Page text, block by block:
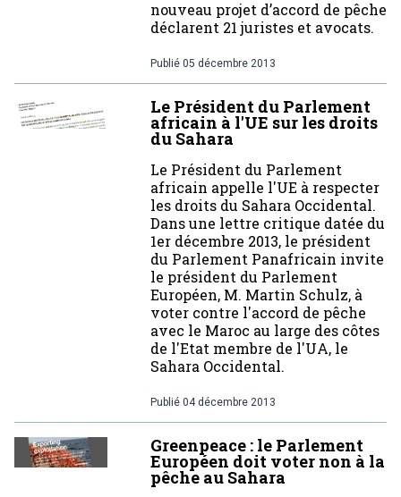
nouveau projet d’accord de pêche
déclarent 21 juristes et avocats.
Publié 05 décembre 2013
Le Président du Parlement
africain à l'UE sur les droits
du Sahara
Le Président du Parlement
africain appelle l'UE à respecter
les droits du Sahara Occidental.
Dans une lettre critique datée du
1er décembre 2013, le président
du Parlement Panafricain invite
le président du Parlement
Européen, M. Martin Schulz, à
voter contre l'accord de pêche
avec le Maroc au large des côtes
de l'Etat membre de l'UA, le
Sahara Occidental.
Publié 04 décembre 2013
Greenpeace : le Parlement
Européen doit voter non à la
pêche au Sahara